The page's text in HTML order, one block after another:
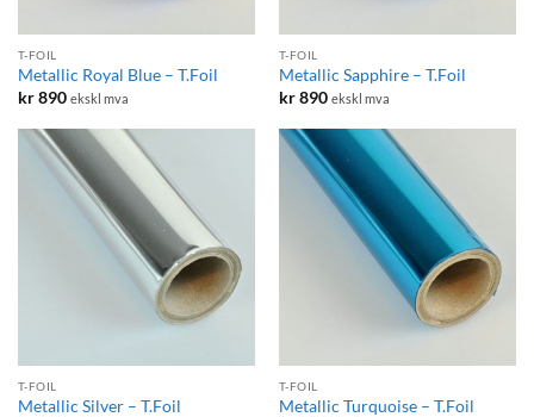
T-FOIL
Metallic Royal Blue – T.Foil
kr890 ekskl mva
T-FOIL
Metallic Sapphire – T.Foil
kr890 ekskl mva
T-FOIL
Metallic Silver – T.Foil
T-FOIL
Metallic Turquoise – T.Foil